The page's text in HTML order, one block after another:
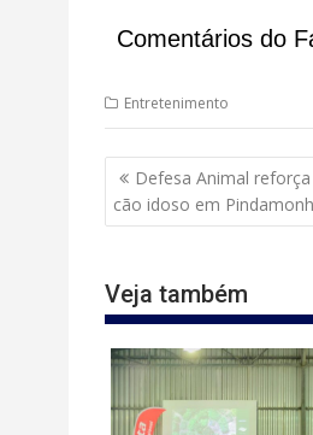
Comentários do
Entretenimento
Navegação
de
Post
Defesa Animal
cão idoso em
Veja também